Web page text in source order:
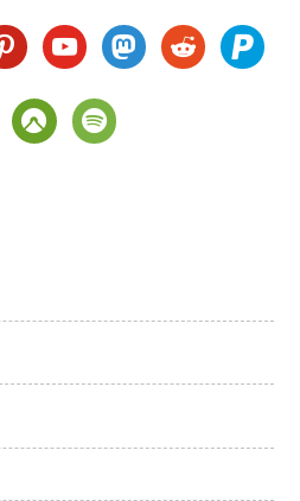
youtubemastodon
reddit paypal
komootspotify